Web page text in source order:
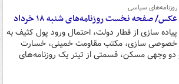
روزنامه‌های سیاسی
عکس/ صفحه نخست روزنامه‌های شنبه ۱۸ خرداد
پیاده سازی از قطار دولت، احتمال ورود پول کثیف به
خصوصی سازی، مکتب مقاومت خمینی، خسارت
و سناریو دو وجهی مسکن، قسمتی از تیتر یک روزنامه‌های